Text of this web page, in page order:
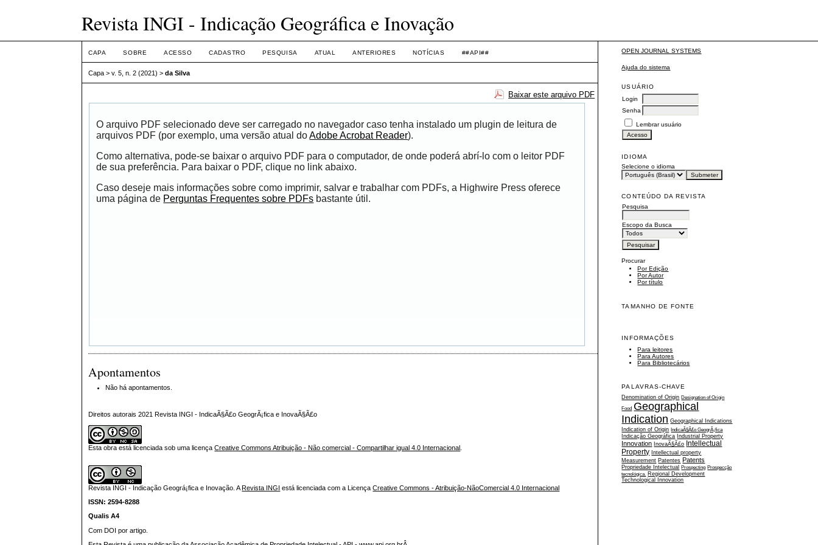
Revista INGI - Indicação Geográfica e Inovação
OPEN JOURNAL SYSTEMS
Ajuda do sistema
USUÁRIO
Login
Senha
Lembrar usuário
IDIOMA
Selecione o idioma
CONTEÚDO DA REVISTA
Pesquisa
Escopo da Busca
Procurar
Por Edição
Por Autor
Por título
TAMANHO DE FONTE
INFORMAÇÕES
Para leitores
Para Autores
Para Bibliotecários
PALAVRAS-CHAVE
Denomination of Origin Designation of Origin
Food Geographical
Indication Geographical Indications
Indication of Origin IndicaÃ§Ã£o GeogrÃ¡fica
Indicação Geográfica Industrial Property
Innovation InovaÃ§Ã£o Intellectual
Property Intellectual property
Measurement Patentes Patents
Propriedade Intelectual Prospecting Prospecção
tecnológica. Regional Development
Technological Innovation
CAPA SOBRE ACESSO CADASTRO PESQUISA ATUAL ANTERIORES NOTÍCIAS ##API##
Capa >v. 5, n. 2 (2021) >da Silva
Baixar este arquivo PDF
O arquivo PDF selecionado deve ser carregado no navegador caso tenha instalado um plugin de leitura de
arquivos PDF (por exemplo, uma versão atual doAdobe Acrobat Reader).
Como alternativa, pode-se baixar o arquivo PDF para o computador, de onde poderá abrí-lo com o leitor PDF
de sua preferência. Para baixar o PDF, clique no link abaixo.
Caso deseje mais informações sobre como imprimir, salvar e trabalhar com PDFs, a Highwire Press oferece
uma página de Perguntas Frequentes sobre PDFs bastante útil.
Apontamentos
Não há apontamentos.
Direitos autorais 2021 Revista INGI - IndicaÃ§Ã£o GeogrÃ¡fica e InovaÃ§Ã£o
Esta obra está licenciada sob uma licençaCreative Commons Atribuição - Não comercial - Compartilhar igual 4.0 Internacional
Revista INGI - Indicação Geográ¡fica e Inovação.ARevista INGI está licenciada com a LicençaCreative Commons - Atribuição-NãoComercial 4.0 Internacional
ISSN: 2594-8288
Qualis A4
Com DOI por artigo.